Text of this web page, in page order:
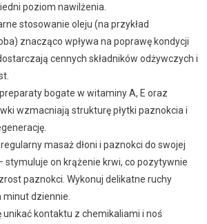
poziom nawilżenia.
stosowanie oleju (na przykład
znacząco wpływa na poprawę kondycji
cennych składników odżywczych i
bogate w witaminy A, E oraz
wzmacniają strukturę płytki paznokcia i
masaż dłoni i paznokci do swojej
stymuluje on krążenie krwi, co pozytywnie
paznokci. Wykonuj delikatne ruchy
dziennie.
unikać kontaktu z chemikaliami i noś